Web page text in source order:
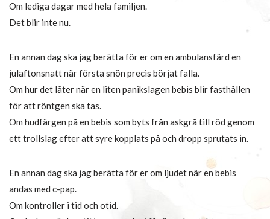
Om lediga dagar med hela familjen.
Det blir inte nu.
En annan dag ska jag berätta för er om en ambulansfärd en
julaftonsnatt när första snön precis börjat falla.
Om hur det låter när en liten panikslagen bebis blir fasthållen
för att röntgen ska tas.
Om hudfärgen på en bebis som byts från askgrå till röd genom
ett trollslag efter att syre kopplats på och dropp sprutats in.
En annan dag ska jag berätta för er om ljudet när en bebis
andas med c-pap.
Om kontroller i tid och otid.